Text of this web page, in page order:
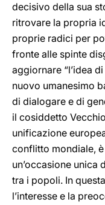
decisivo della sua
ritrovare la propria
proprie radici per
fronte alle spinte
aggiornare “l’idea
nuovo umanesimo
di dialogare e di
il cosiddetto
unificazione
conflitto mondiale,
un’occasione unica
tra i popoli. In
l’interesse e la